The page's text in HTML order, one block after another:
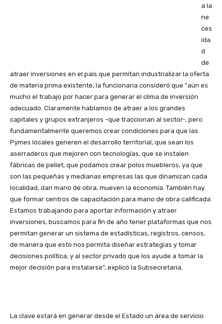
a la
ne
ces
ida
d
de
atraer inversiones en el país que permitan industrializar la oferta
de materia prima existente, la funcionaria consideró que “aún es
mucho el trabajo por hacer para generar el clima de inversión
adecuado. Claramente hablamos de atraer a los grandes
capitales y grupos extranjeros -que traccionan al sector-, pero
fundamentalmente queremos crear condiciones para que las
Pymes locales generen el desarrollo territorial, que sean los
aserraderos que mejoren con tecnologías, que se instalen
fábricas de pellet, que podamos crear polos muebleros, ya que
son las pequeñas y medianas empresas las que dinamizan cada
localidad, dan mano de obra, mueven la economía. También hay
que formar centros de capacitación para mano de obra calificada.
Estamos trabajando para aportar información y atraer
inversiones, buscamos para fin de año tener plataformas que nos
permitan generar un sistema de estadísticas, registros, censos,
de manera que esto nos permita diseñar estrategias y tomar
decisiones política; y al sector privado que los ayude a tomar la
mejor decisión para instalarse”, explicó la Subsecretaria.
La clave estará en generar desde el Estado un área de servicio